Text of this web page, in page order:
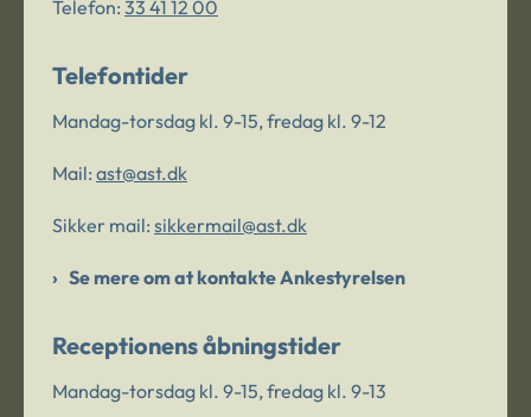
Telefon: 33 41 12 00
Telefontider
Mandag-torsdag kl. 9-15, fredag kl. 9-12
Mail: ast@ast.dk
Sikker mail: sikkermail@ast.dk
Se mere om at kontakte Ankestyrelsen
Receptionens åbningstider
Mandag-torsdag kl. 9-15, fredag kl. 9-13